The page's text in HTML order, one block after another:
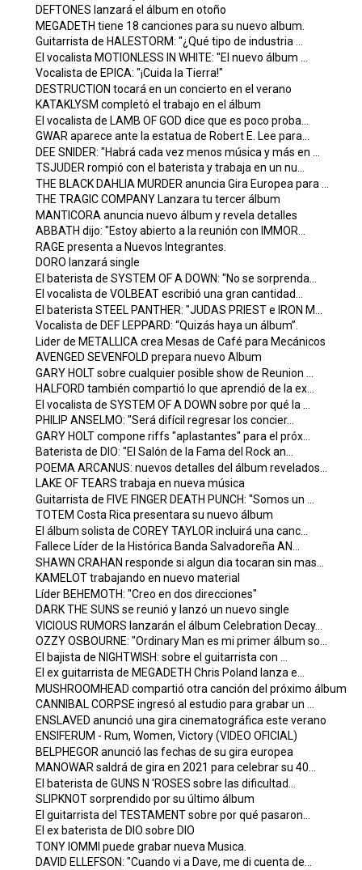
DEFTONES lanzará el álbum en otoño
MEGADETH tiene 18 canciones para su nuevo album.
Guitarrista de HALESTORM: "¿Qué tipo de industria ...
El vocalista MOTIONLESS IN WHITE: "El nuevo álbum ...
Vocalista de EPICA: "¡Cuida la Tierra!"
DESTRUCTION tocará en un concierto en el verano
KATAKLYSM completó el trabajo en el álbum
El vocalista de LAMB OF GOD dice que es poco proba...
GWAR aparece ante la estatua de Robert E. Lee para...
DEE SNIDER: "Habrá cada vez menos música y más en ...
TSJUDER rompió con el baterista y trabaja en un nu...
THE BLACK DAHLIA MURDER anuncia Gira Europea para ...
THE TRAGIC COMPANY Lanzara tu tercer álbum
MANTICORA anuncia nuevo álbum y revela detalles
ABBATH dijo: "Estoy abierto a la reunión con IMMOR...
RAGE presenta a Nuevos Integrantes.
DORO lanzará single
El baterista de SYSTEM OF A DOWN: "No se sorprenda...
El vocalista de VOLBEAT escribió una gran cantidad...
El baterista STEEL PANTHER: "JUDAS PRIEST e IRON M...
Vocalista de DEF LEPPARD: “Quizás haya un álbum”.
Lider de METALLICA crea Mesas de Café para Mecánicos
AVENGED SEVENFOLD prepara nuevo Album
GARY HOLT sobre cualquier posible show de Reunion ...
HALFORD también compartió lo que aprendió de la ex...
El vocalista de SYSTEM OF A DOWN sobre por qué la ...
PHILIP ANSELMO: "Será difícil regresar los concier...
GARY HOLT compone riffs "aplastantes" para el próx...
Baterista de DIO: "El Salón de la Fama del Rock an...
POEMA ARCANUS: nuevos detalles del álbum revelados...
LAKE OF TEARS trabaja en nueva música
Guitarrista de FIVE FINGER DEATH PUNCH: "Somos un ...
TOTEM Costa Rica presentara su nuevo álbum
El álbum solista de COREY TAYLOR incluirá una canc...
Fallece Líder de la Histórica Banda Salvadoreña AN...
SHAWN CRAHAN responde si algun dia tocaran sin mas...
KAMELOT trabajando en nuevo material
Líder BEHEMOTH: "Creo en dos direcciones"
DARK THE SUNS se reunió y lanzó un nuevo single
VICIOUS RUMORS lanzarán el álbum Celebration Decay...
OZZY OSBOURNE: "Ordinary Man es mi primer álbum so...
El bajista de NIGHTWISH: sobre el guitarrista con ...
El ex guitarrista de MEGADETH Chris Poland lanza e...
MUSHROOMHEAD compartió otra canción del próximo álbum
CANNIBAL CORPSE ingresó al estudio para grabar un ...
ENSLAVED anunció una gira cinematográfica este verano
ENSIFERUM - Rum, Women, Victory (VIDEO OFICIAL)
BELPHEGOR anunció las fechas de su gira europea
MANOWAR saldrá de gira en 2021 para celebrar su 40...
El baterista de GUNS N 'ROSES sobre las dificultad...
SLIPKNOT sorprendido por su último álbum
El guitarrista del TESTAMENT sobre por qué pasaron...
El ex baterista de DIO sobre DIO
TONY IOMMI puede grabar nueva Musica.
DAVID ELLEFSON: "Cuando vi a Dave, me di cuenta de...